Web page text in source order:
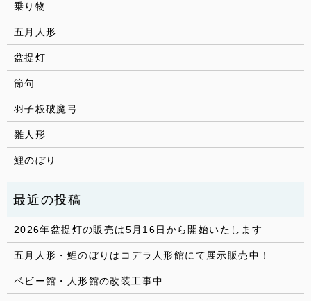
乗り物
五月人形
盆提灯
節句
羽子板破魔弓
雛人形
鯉のぼり
2026年盆提灯の販売は5月16日から開始いたします
五月人形・鯉のぼりはコデラ人形館にて展示販売中！
ベビー館・人形館の改装工事中